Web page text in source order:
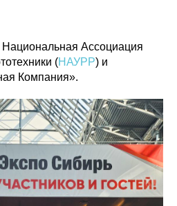
Ассоциация
(НАУРР) и
Компания».